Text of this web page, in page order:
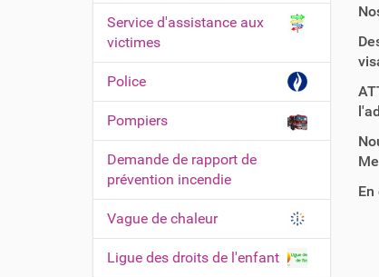
e
c
i
g
a
t
i
o
n
Service d'assistance aux
victimes
Police
Pompiers
Demande de rapport de
prévention incendie
Vague de chaleur
Ligue des droits de l'enfant